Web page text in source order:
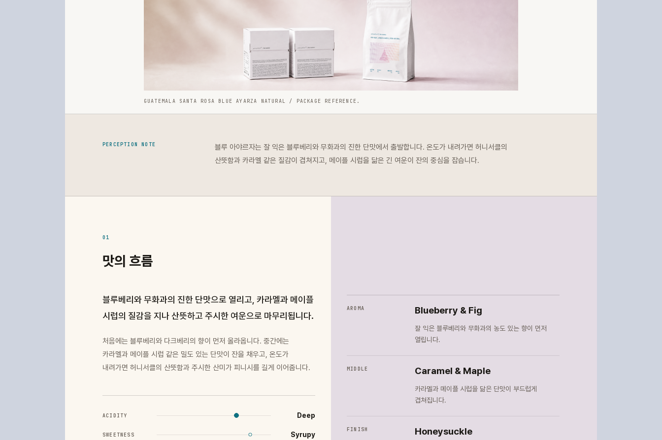
GUATEMALA SANTA ROSA BLUE AYARZA NATURAL / PACKAGE REFERENCE.
PERCEPTION NOTE
블루 아야르자는 잘 익은 블루베리와 무화과의 진한 단맛에서 출발합니다. 온도가 내려가면 허니서클의
산뜻함과 카라멜 같은 질감이 겹쳐지고, 메이플 시럽을 닮은 긴 여운이 잔의 중심을 잡습니다.
01
맛의 흐름
블루베리와 무화과의 진한 단맛으로 열리고, 카라멜과 메이플
시럽의 질감을 지나 산뜻하고 주시한 여운으로 마무리됩니다.
처음에는 블루베리와 다크베리의 향이 먼저 올라옵니다. 중간에는
카라멜과 메이플 시럽 같은 밀도 있는 단맛이 잔을 채우고, 온도가
내려가면 허니서클의 산뜻함과 주시한 산미가 피니시를 길게 이어줍니다.
ACIDITY Deep
SWEETNESS Syrupy
AROMA Blueberry & Fig
잘 익은 블루베리와 무화과의 농도 있는 향이 먼저
열립니다.
MIDDLE Caramel & Maple
카라멜과 메이플 시럽을 닮은 단맛이 부드럽게
겹쳐집니다.
FINISH Honeysuckle